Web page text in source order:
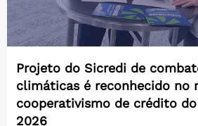
Projeto do Sicredi de
climáticas é reconhecido no
cooperativismo de crédito
2026